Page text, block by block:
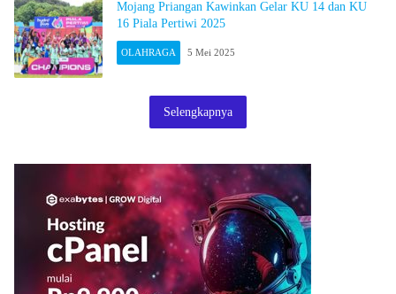
Mojang Priangan Kawinkan Gelar KU 14 dan KU
16 Piala Pertiwi 2025
OLAHRAGA 5 Mei 2025
Selengkapnya